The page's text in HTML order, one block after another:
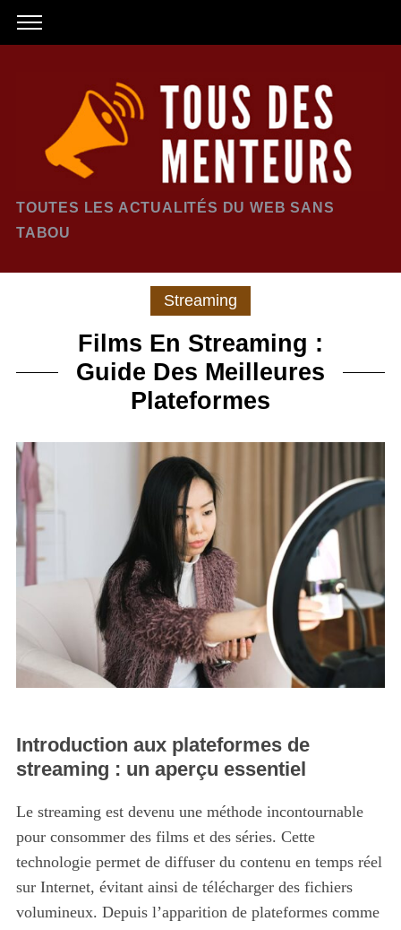
TOUTES LES ACTUALITÉS DU WEB SANS
TABOU
Streaming
Films En Streaming :
Guide Des Meilleures
Plateformes
Introduction aux plateformes de
streaming : un aperçu essentiel
Le streaming est devenu une méthode incontournable
pour consommer des films et des séries. Cette
technologie permet de diffuser du contenu en temps réel
sur Internet, évitant ainsi de télécharger des fichiers
volumineux. Depuis l’apparition de plateformes comme